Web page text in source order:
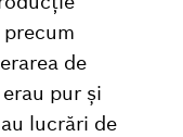
de
pur și
lucrări de